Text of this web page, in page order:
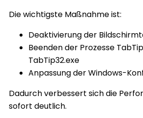
Die wichtigste Maßnahme ist:
Deaktivierung der
Beenden der Prozesse
TabTip32.exe
Anpassung der Windows-
Dadurch verbessert sich die
sofort deutlich.